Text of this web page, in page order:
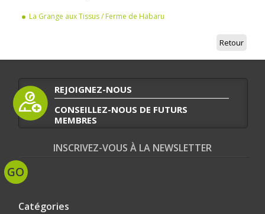
La Grange aux Tissus / Ferme de Habaru
Retour
REJOIGNEZ-NOUS
CONSEILLEZ-NOUS DE FUTURS
MEMBRES
INSCRIVEZ-VOUS À LA NEWSLETTER
Catégories